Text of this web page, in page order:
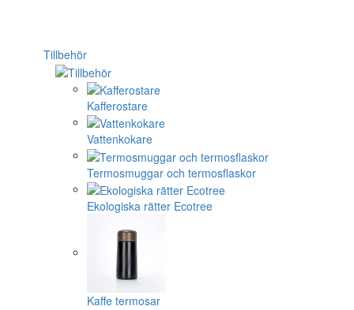
Tillbehör
Kafferostare
Vattenkokare
Termosmuggar och termosflaskor
Ekologiska rätter Ecotree
Kaffe termosar